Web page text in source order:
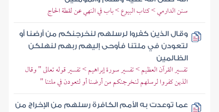
سنن الدارمي > كتاب البيوع > باب في النهي عن لقطة الحاج
وقال الذين كفروا لرسلهم لنخرجنكم من أرضنا أو
لتعودن في ملتنا فأوحى إليهم ربهم لنهلكن
الظالمين
تفسير القرآن العظيم > تفسير سورة إبراهيم > تفسير قوله تعالى " وقال
الذين كفروا لرسلهم لنخرجنكم من أرضنا أو لتعودن في ملتنا "
عما توعدت به الأمم الكافرة رسلهم من الإخراج من